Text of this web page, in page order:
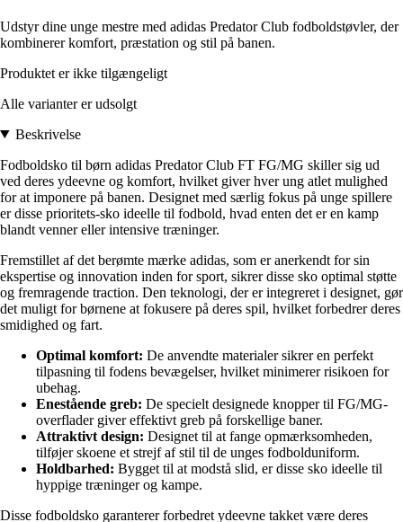
Udstyr dine unge mestre med adidas Predator Club fodboldstøvler, der
kombinerer komfort, præstation og stil på banen.
Produktet er ikke tilgængeligt
Alle varianter er udsolgt
Beskrivelse
Fodboldsko til børn adidas Predator Club FT FG/MG skiller sig ud
ved deres ydeevne og komfort, hvilket giver hver ung atlet mulighed
for at imponere på banen. Designet med særlig fokus på unge spillere
er disse prioritets-sko ideelle til fodbold, hvad enten det er en kamp
blandt venner eller intensive træninger.
Fremstillet af det berømte mærke adidas, som er anerkendt for sin
ekspertise og innovation inden for sport, sikrer disse sko optimal støtte
og fremragende traction. Den teknologi, der er integreret i designet, gør
det muligt for børnene at fokusere på deres spil, hvilket forbedrer deres
smidighed og fart.
Optimal komfort: De anvendte materialer sikrer en perfekt
tilpasning til fodens bevægelser, hvilket minimerer risikoen for
ubehag.
Enestående greb: De specielt designede knopper til FG/MG-
overflader giver effektivt greb på forskellige baner.
Attraktivt design: Designet til at fange opmærksomheden,
tilføjer skoene et strejf af stil til de unges fodbolduniform.
Holdbarhed: Bygget til at modstå slid, er disse sko ideelle til
hyppige træninger og kampe.
Disse fodboldsko garanterer forbedret ydeevne takket være deres